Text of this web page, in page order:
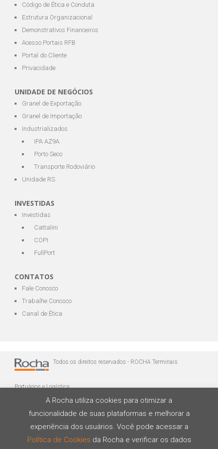
Código de Ética e Conduta
Estrutura Organizacional
Demonstrativos Financeiros
Acesso Portais RFB
Portal do Cliente
Privacidade
UNIDADE DE NEGÓCIOS
Granel de Exportação
Granel de Importação
Industrializados
IPA AZ9A
Porto Seco
Transporte Rodoviário
Unidade RS
INVESTIDAS
Investidas
Cattalini
COPI
FullPort
CONTATOS
Fale Conosco
Trabalhe Conosco
Canal de Ética
Todos os direitos reservados - ROCHA Terminais
Portuários e Logística
A Rocha utiliza cookies para otimizar a
funcionalidade de suas plataformas e melhorar a
experiência dos usuários. Você pode acessar a
Política de Cookies da Rocha e verificar os dados